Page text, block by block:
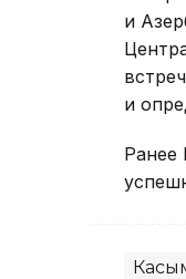
и
и
Ранее